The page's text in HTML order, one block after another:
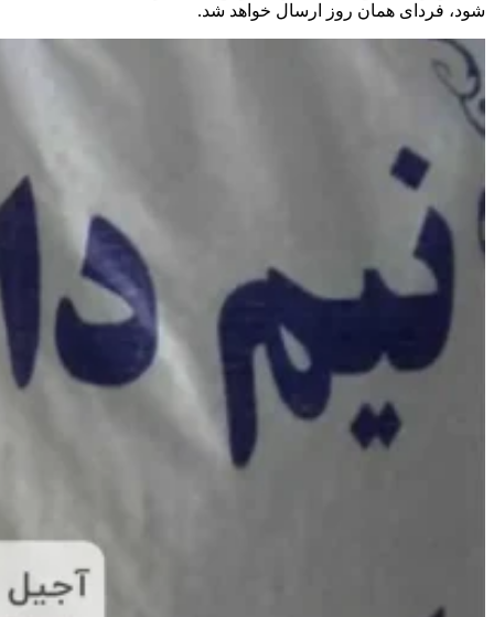
شود، فردای همان روز ارسال خواهد شد.